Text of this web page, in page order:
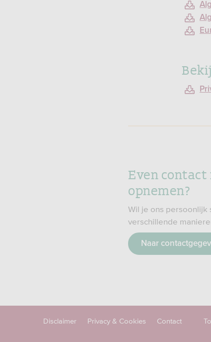
Even
opnemen?
Wil je ons persoonlijk
verschillende
Naar
Disclaimer Privacy & Cookies Contact